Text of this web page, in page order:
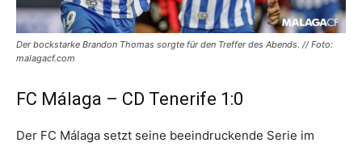
Der bockstarke Brandon Thomas sorgte für den Treffer des Abends. // Foto:
malagacf.com
FC Málaga – CD Tenerife 1:0
Der FC Málaga setzt seine beeindruckende Serie im